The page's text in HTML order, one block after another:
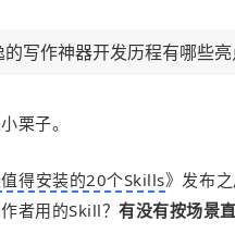
的写作神器开发历程有哪些亮
栗子。
得安装的20个Skills》发布
者用的Skill？ 有没有按场景